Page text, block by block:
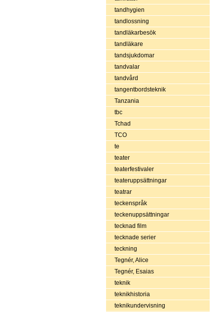
tandhygien
tandlossning
tandläkarbesök
tandläkare
tandsjukdomar
tandvalar
tandvård
tangentbordsteknik
Tanzania
tbc
Tchad
TCO
te
teater
teaterfestivaler
teateruppsättningar
teatrar
teckenspråk
teckenuppsättningar
tecknad film
tecknade serier
teckning
Tegnér, Alice
Tegnér, Esaias
teknik
teknikhistoria
teknikundervisning